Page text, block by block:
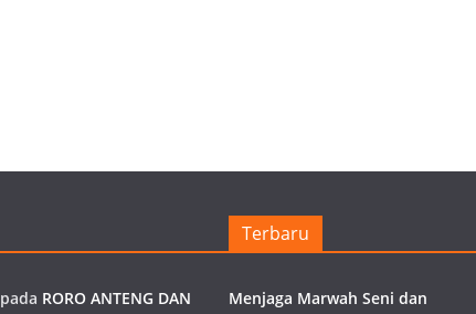
pada RORO ANTENG DAN
Terbaru
Menjaga Marwah Seni dan